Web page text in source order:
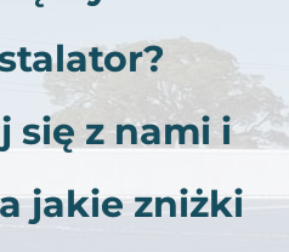
się z nami i
jakie zniżki